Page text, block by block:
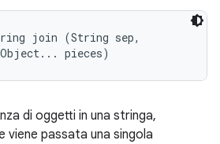
join (String sep,
pieces)
di oggetti in una stringa,
viene passata una singola